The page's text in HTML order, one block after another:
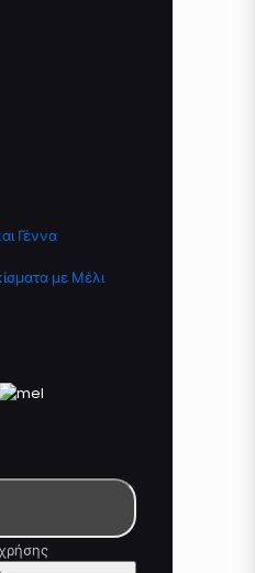
Γέννα
με Μέλι